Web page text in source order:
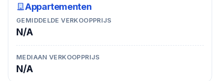
Appartementen
GEMIDDELDE VERKOOPPRIJS
N/A
MEDIAAN VERKOOPPRIJS
N/A